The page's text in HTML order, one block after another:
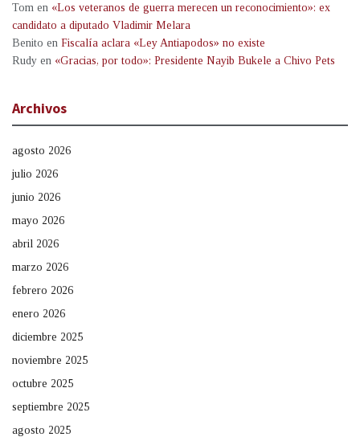
Tom en «Los veteranos de guerra merecen un reconocimiento»: ex
candidato a diputado Vladimir Melara
Benito en Fiscalía aclara «Ley Antiapodos» no existe
Rudy en «Gracias, por todo»: Presidente Nayib Bukele a Chivo Pets
Archivos
agosto 2026
julio 2026
junio 2026
mayo 2026
abril 2026
marzo 2026
febrero 2026
enero 2026
diciembre 2025
noviembre 2025
octubre 2025
septiembre 2025
agosto 2025